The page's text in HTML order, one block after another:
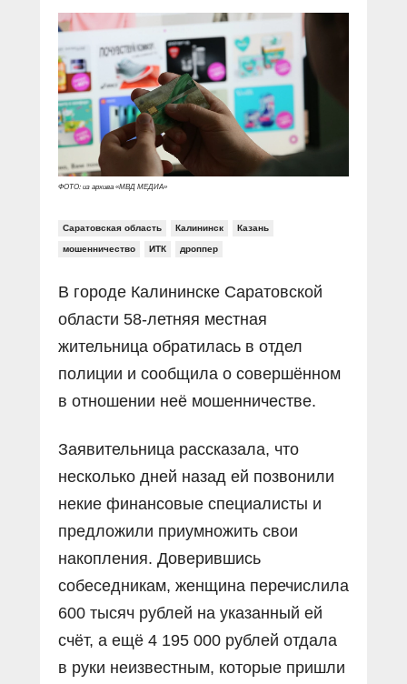
Документальные фильмы
В знании сила
Специальный репортаж
КиберПОСТОВОЙ
Газета «Щит и меч»
Журнал «Полиция России»
О ПОРТАЛЕ
Контакты
Вакансии
ФОТО: из архива «МВД МЕДИА»
Саратовская область Калининск Казань
мошенничество ИТК дроппер
В городе Калининске Саратовской
области 58-летняя местная
жительница обратилась в отдел
полиции и сообщила о совершённом
в отношении неё мошенничестве.
Заявительница рассказала, что
несколько дней назад ей позвонили
некие финансовые специалисты и
предложили приумножить свои
накопления. Доверившись
собеседникам, женщина перечислила
600 тысяч рублей на указанный ей
счёт, а ещё 4 195 000 рублей отдала
в руки неизвестным, которые пришли